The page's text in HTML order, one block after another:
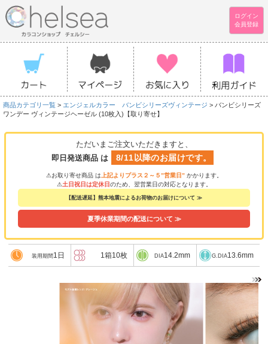
ログイン
会員登録
商品カテゴリ一覧 > エンジェルカラー バンビシリーズヴィンテージ > バンビシリーズ
ワンデー ヴィンテージヘーゼル (10枚入)【取り寄せ】
ただいまご注文いただきますと、
即日発送商品 は
8/11以降のお届けです。
⚠お取り寄せ商品 は 上記よりプラス２～５”営業日” かかります。
⚠土日祝日は定休日のため、翌営業日の対応となります。
【配送遅延】熊本地震によるお荷物のお届けについて ≫
夏季休業期間の配送について ≫
装用期間 1日 1箱10枚 DIA14.2mm G.DIA13.6mm